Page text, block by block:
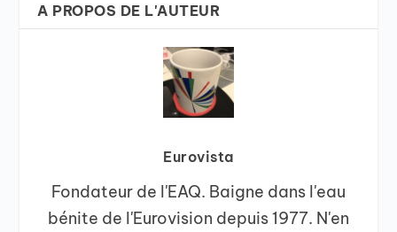
A PROPOS DE L'AUTEUR
Eurovista
Fondateur de l'EAQ. Baigne dans l'eau
bénite de l'Eurovision depuis 1977. N'en